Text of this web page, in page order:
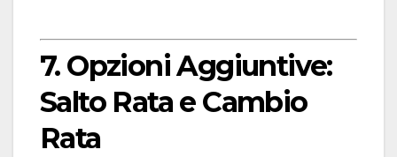
7. Opzioni Aggiuntive:
Salto Rata e Cambio
Rata